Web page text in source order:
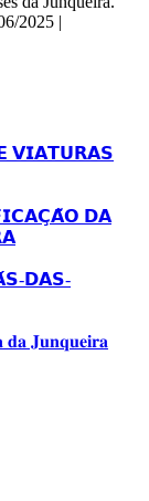
2025 |
𝗩𝗜𝗔𝗧𝗨𝗥𝗔𝗦
𝗗𝗔
𝗗𝗔𝗦-
𝐝𝐚 𝐉𝐮𝐧𝐪𝐮𝐞𝐢𝐫𝐚